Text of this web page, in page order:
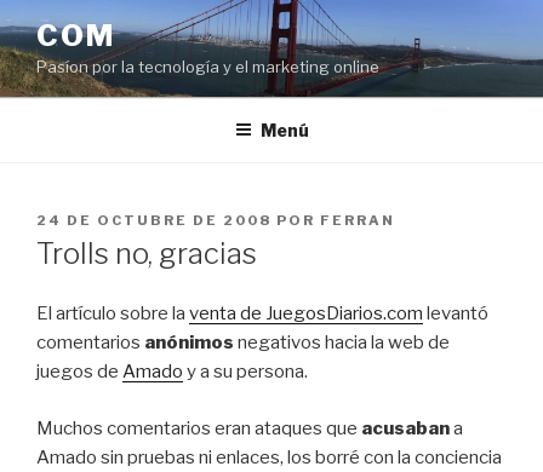
al
contenido
COM
Pasíon por la tecnología y el marketing online
Menú
PUBLICADO
EL
24 DE OCTUBRE DE 2008 POR FERRAN
Trolls no, gracias
El artículo sobre la venta de JuegosDiarios.com levantó
comentarios anónimos negativos hacia la web de
juegos de Amado y a su persona.
Muchos comentarios eran ataques que acusabana
Amado sin pruebas ni enlaces, los borré con la conciencia